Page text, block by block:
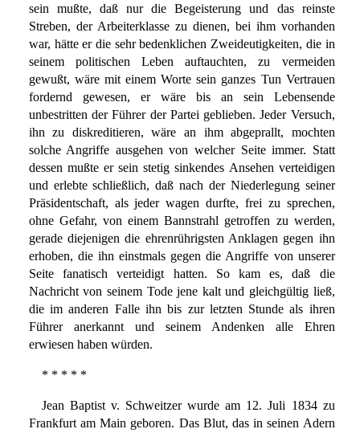
sein mußte, daß nur die Begeisterung und das reinste
Streben, der Arbeiterklasse zu dienen, bei ihm vorhanden
war, hätte er die sehr bedenklichen Zweideutigkeiten, die in
seinem politischen Leben auftauchten, zu vermeiden
gewußt, wäre mit einem Worte sein ganzes Tun Vertrauen
fordernd gewesen, er wäre bis an sein Lebensende
unbestritten der Führer der Partei geblieben. Jeder Versuch,
ihn zu diskreditieren, wäre an ihm abgeprallt, mochten
solche Angriffe ausgehen von welcher Seite immer. Statt
dessen mußte er sein stetig sinkendes Ansehen verteidigen
und erlebte schließlich, daß nach der Niederlegung seiner
Präsidentschaft, als jeder wagen durfte, frei zu sprechen,
ohne Gefahr, von einem Bannstrahl getroffen zu werden,
gerade diejenigen die ehrenrührigsten Anklagen gegen ihn
erhoben, die ihn einstmals gegen die Angriffe von unserer
Seite fanatisch verteidigt hatten. So kam es, daß die
Nachricht von seinem Tode jene kalt und gleichgültig ließ,
die im anderen Falle ihn bis zur letzten Stunde als ihren
Führer anerkannt und seinem Andenken alle Ehren
erwiesen haben würden.
* * * * *
Jean Baptist v. Schweitzer wurde am 12. Juli 1834 zu
Frankfurt am Main geboren. Das Blut, das in seinen Adern